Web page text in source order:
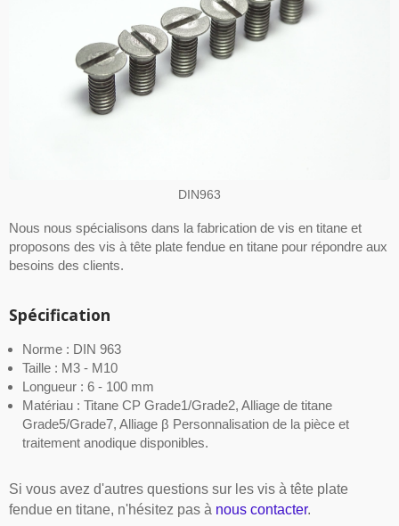
DIN963
Nous nous spécialisons dans la fabrication de vis en titane et
proposons des vis à tête plate fendue en titane pour répondre aux
besoins des clients.
Spécification
Norme : DIN 963
Taille : M3 - M10
Longueur : 6 - 100 mm
Matériau : Titane CP Grade1/Grade2, Alliage de titane
Grade5/Grade7, Alliage β Personnalisation de la pièce et
traitement anodique disponibles.
Si vous avez d'autres questions sur les vis à tête plate
fendue en titane, n'hésitez pas à nous contacter.